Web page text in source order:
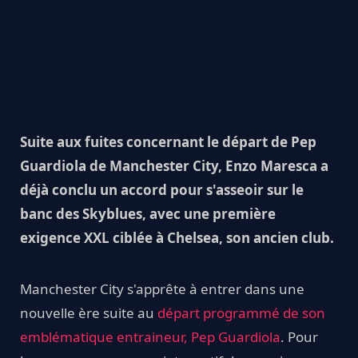
Suite aux fuites concernant le départ de Pep
Guardiola de Manchester City, Enzo Maresca a
déjà conclu un accord pour s'asseoir sur le
banc des Skyblues, avec une première
exigence XXL ciblée à Chelsea, son ancien club.
Manchester City s'apprête à entrer dans une
nouvelle ère suite au départ programmé de son
emblématique entraineur, Pep Guardiola. Pour